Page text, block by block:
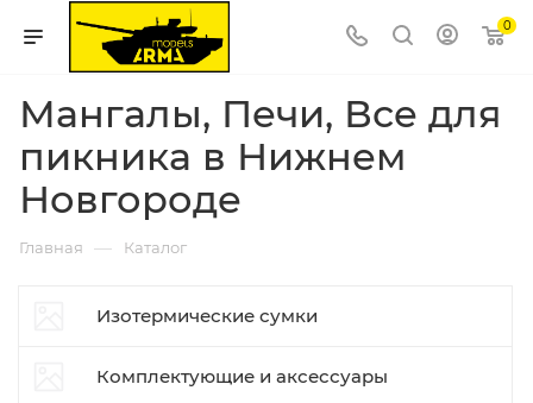
0
Мангалы, Печи, Все для
пикника в Нижнем
Новгороде
Главная — Каталог
Изотермические сумки
Комплектующие и аксессуары